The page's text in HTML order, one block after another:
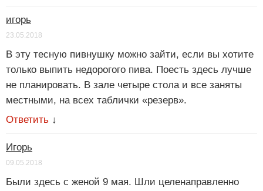
игорь
23.05.2018
В эту тесную пивнушку можно зайти, если вы хотите
только выпить недорогого пива. Поесть здесь лучше
не планировать. В зале четыре стола и все заняты
местными, на всех таблички «резерв».
Ответить ↓
Игорь
09.05.2018
Были здесь с женой 9 мая. Шли целенаправленно